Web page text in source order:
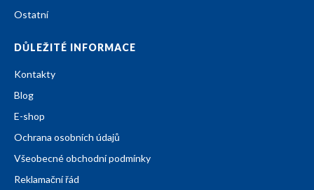
Ostatní
DŮLEŽITÉ INFORMACE
Kontakty
Blog
E-shop
Ochrana osobních údajů
Všeobecné obchodní podmínky
Reklamační řád